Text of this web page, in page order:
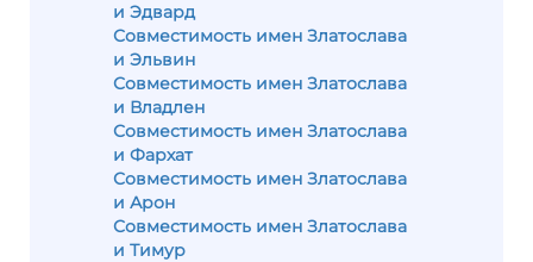
и Эдвард
Совместимость имен Златослава
и Эльвин
Совместимость имен Златослава
и Владлен
Совместимость имен Златослава
и Фархат
Совместимость имен Златослава
и Арон
Совместимость имен Златослава
и Тимур